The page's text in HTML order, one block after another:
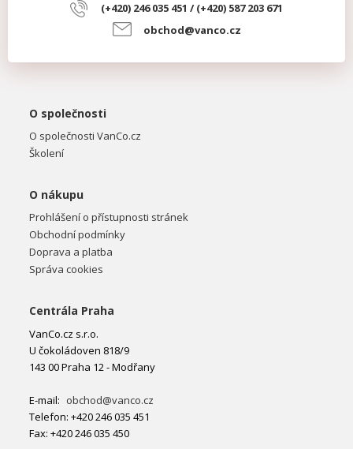
(+420) 246 035 451 / (+420) 587 203 671
obchod@vanco.cz
O společnosti
O společnosti VanCo.cz
Školení
O nákupu
Prohlášení o přístupnosti stránek
Obchodní podmínky
Doprava a platba
Správa cookies
Centrála Praha
VanCo.cz s.r.o.
U čokoládoven 818/9
143 00 Praha 12 - Modřany
E-mail: obchod@vanco.cz
Telefon: +420 246 035 451
Fax: +420 246 035 450